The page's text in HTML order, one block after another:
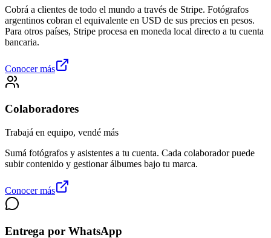
Cobrá a clientes de todo el mundo a través de Stripe. Fotógrafos
argentinos cobran el equivalente en USD de sus precios en pesos.
Para otros países, Stripe procesa en moneda local directo a tu cuenta
bancaria.
Conocer más
Colaboradores
Trabajá en equipo, vendé más
Sumá fotógrafos y asistentes a tu cuenta. Cada colaborador puede
subir contenido y gestionar álbumes bajo tu marca.
Conocer más
Entrega por WhatsApp